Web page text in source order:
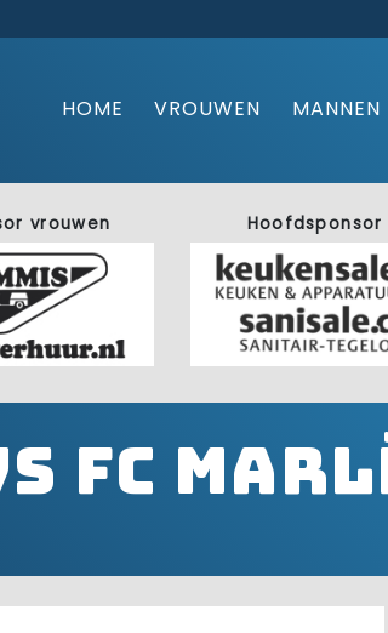
HOME VROUWEN MANNEN
vrouwen Hoofdsponsor
FC